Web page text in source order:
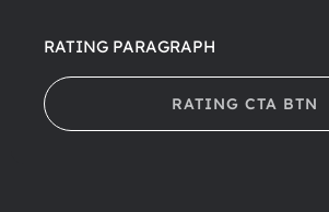
RATING PARAGRAPH
RATING CTA BTN